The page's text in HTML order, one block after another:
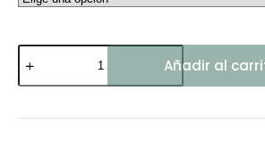
Retro
Rosa
Añadir al